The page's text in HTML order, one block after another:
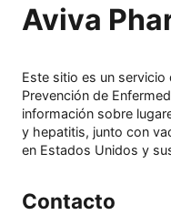
Aviva
Este sitio es un
Prevención de
información sobre
y hepatitis, junto con
en Estados Unidos y
Contacto